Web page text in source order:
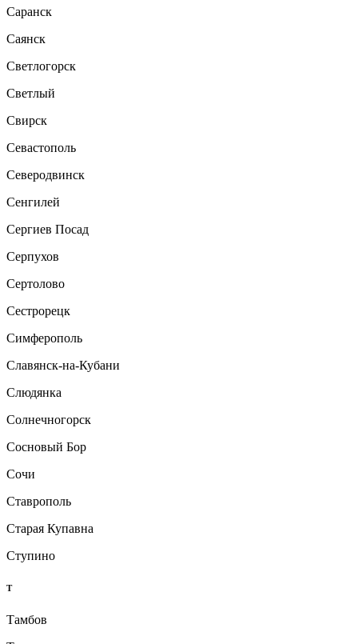
Саранск
Саянск
Светлогорск
Светлый
Свирск
Севастополь
Северодвинск
Сенгилей
Сергиев Посад
Серпухов
Сертолово
Сестрорецк
Симферополь
Славянск-на-Кубани
Слюдянка
Солнечногорск
Сосновый Бор
Сочи
Ставрополь
Старая Купавна
Ступино
Т
Тамбов